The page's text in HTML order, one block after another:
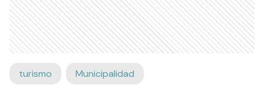
turismo Municipalidad